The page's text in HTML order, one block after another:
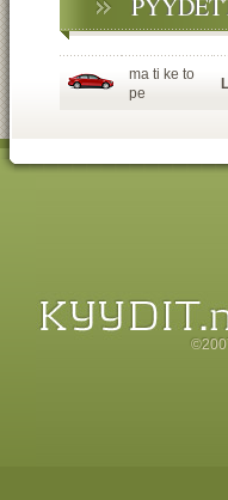
ma ti ke to
pe